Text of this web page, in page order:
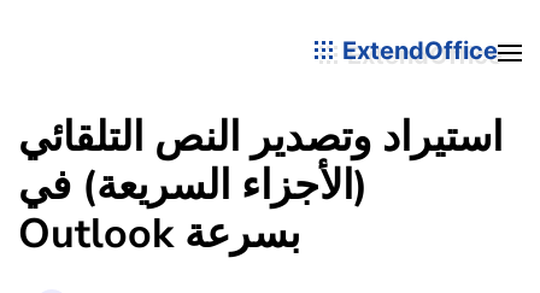
ExtendOffice
استيراد وتصدير النص التلقائي
(الأجزاء السريعة) في
Outlook بسرعة